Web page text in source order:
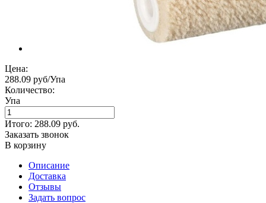
Цена:
288.09 руб/Упа
Количество:
Упа
Итого: 288.09 руб.
Заказать звонок
В корзину
Описание
Доставка
Отзывы
Задать вопрос